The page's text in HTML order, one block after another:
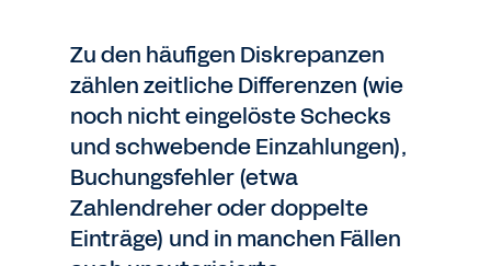
Zu den häufigen Diskrepanzen
zählen zeitliche Differenzen (wie
noch nicht eingelöste Schecks
und schwebende Einzahlungen),
Buchungsfehler (etwa
Zahlendreher oder doppelte
Einträge) und in manchen Fällen